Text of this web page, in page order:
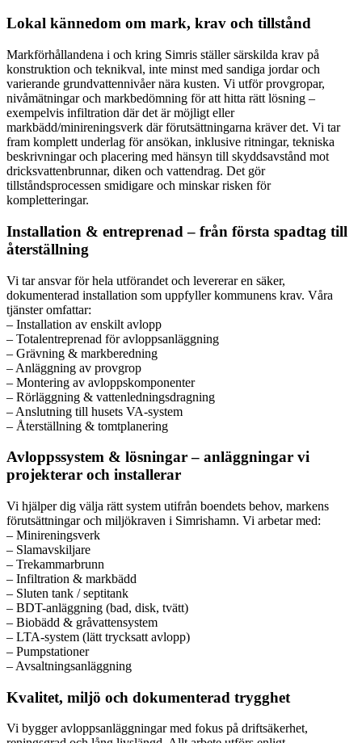
Lokal kännedom om mark, krav och tillstånd
Markförhållandena i och kring Simris ställer särskilda krav på
konstruktion och teknikval, inte minst med sandiga jordar och
varierande grundvattennivåer nära kusten. Vi utför provgropar,
nivåmätningar och markbedömning för att hitta rätt lösning –
exempelvis infiltration där det är möjligt eller
markbädd/minireningsverk där förutsättningarna kräver det. Vi tar
fram komplett underlag för ansökan, inklusive ritningar, tekniska
beskrivningar och placering med hänsyn till skyddsavstånd mot
dricksvattenbrunnar, diken och vattendrag. Det gör
tillståndsprocessen smidigare och minskar risken för
kompletteringar.
Installation & entreprenad – från första spadtag till
återställning
Vi tar ansvar för hela utförandet och levererar en säker,
dokumenterad installation som uppfyller kommunens krav. Våra
tjänster omfattar:
– Installation av enskilt avlopp
– Totalentreprenad för avloppsanläggning
– Grävning & markberedning
– Anläggning av provgrop
– Montering av avloppskomponenter
– Rörläggning & vattenledningsdragning
– Anslutning till husets VA-system
– Återställning & tomtplanering
Avloppssystem & lösningar – anläggningar vi
projekterar och installerar
Vi hjälper dig välja rätt system utifrån boendets behov, markens
förutsättningar och miljökraven i Simrishamn. Vi arbetar med:
– Minireningsverk
– Slamavskiljare
– Trekammarbrunn
– Infiltration & markbädd
– Sluten tank / septitank
– BDT-anläggning (bad, disk, tvätt)
– Biobädd & gråvattensystem
– LTA-system (lätt trycksatt avlopp)
– Pumpstationer
– Avsaltningsanläggning
Kvalitet, miljö och dokumenterad trygghet
Vi bygger avloppsanläggningar med fokus på driftsäkerhet,